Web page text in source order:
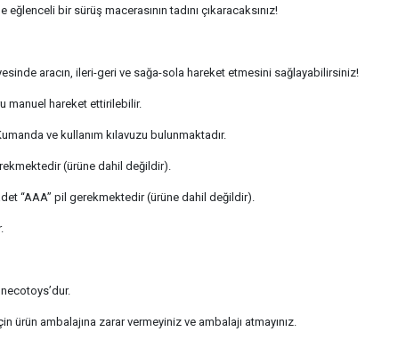
bir sürüş macerasının tadını çıkaracaksınız!
aracın, ileri-geri ve sağa-sola hareket etmesini sağlayabilirsiniz!
manuel hareket ettirilebilir.
ve kullanım kılavuzu bulunmaktadır.
(ürüne dahil değildir).
“AAA” pil gerekmektedir (ürüne dahil değildir).
ürün ambalajına zarar vermeyiniz ve ambalajı atmayınız.